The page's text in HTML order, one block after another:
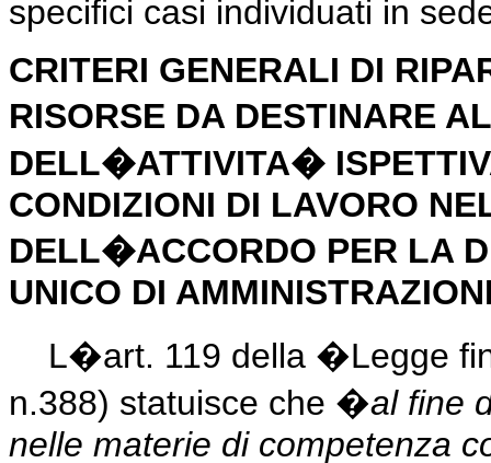
specifici casi individuati in
CRITERI GENERALI DI
RISORSE DA DESTINARE
DELL�ATTIVITA�
CONDIZIONI DI LAVORO
DELL�ACCORDO PER LA
UNICO DI
L�art. 119 della �Legge
n.388) statuisce che �al fine
nelle materie di competenza